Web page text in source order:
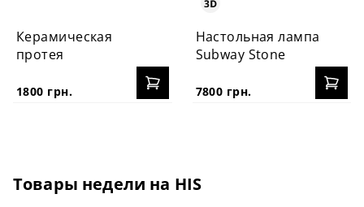
Керамическая
протея
1800 грн.
Настольная лампа
Subway Stone
7800 грн.
Товары недели на HIS